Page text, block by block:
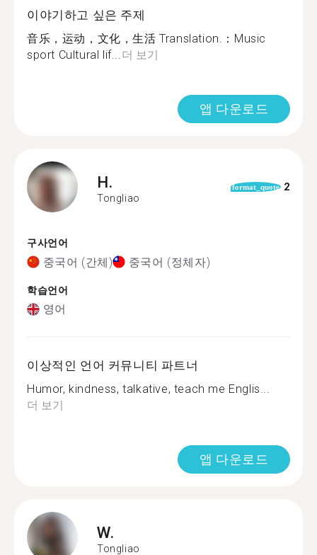
이야기하고 싶은 주제
音乐，运动，文化，生活 Translation.：Music
sport Cultural lif...더 보기
앱 다운로드
H.
Tongliao
format_quote 2
구사언어
중국어 (간체) 중국어 (정체자)
학습언어
영어
이상적인 언어 커뮤니티 파트너
Humor, kindness, talkative, teach me Englis...
더 보기
앱 다운로드
W.
Tongliao